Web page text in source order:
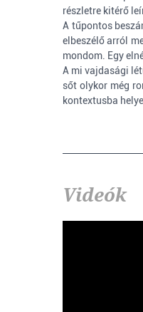
részletre kitérő
A tűpontos
elbeszélő arról
mondom. Egy
A mi vajdasági
sőt olykor még
kontextusba
Videók